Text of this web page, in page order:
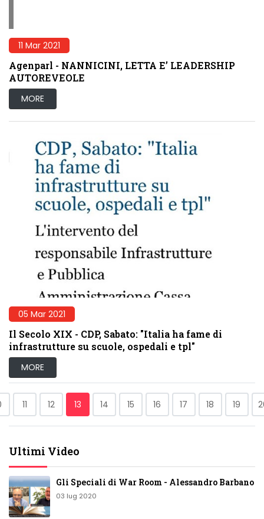
11 Mar 2021
Agenparl - NANNICINI, LETTA E’ LEADERSHIP
AUTOREVEOLE
MORE
05 Mar 2021
Il Secolo XIX - CDP, Sabato: "Italia ha fame di
infrastrutture su scuole, ospedali e tpl"
MORE
11 12 13 14 15 16 17 18 19
Ultimi Video
Gli Speciali di War Room - Alessandro Barbano
03 lug 2020